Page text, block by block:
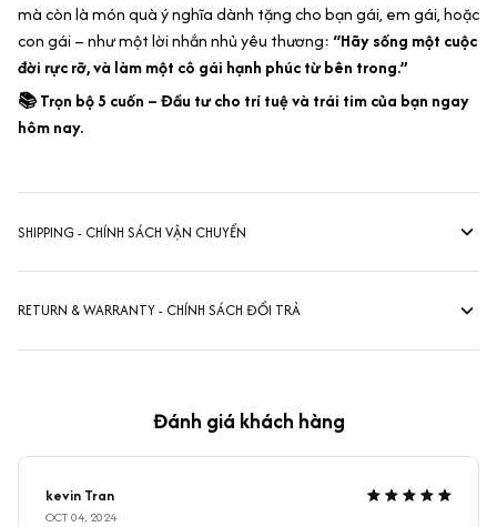
mà còn là món quà ý nghĩa dành tặng cho bạn gái, em gái, hoặc
con gái – như một lời nhắn nhủ yêu thương: “Hãy sống một cuộc
đời rực rỡ, và làm một cô gái hạnh phúc từ bên trong.”
📚 Trọn bộ 5 cuốn – Đầu tư cho trí tuệ và trái tim của bạn ngay
hôm nay.
SHIPPING - CHÍNH SÁCH VẬN CHUYỂN
RETURN & WARRANTY - CHÍNH SÁCH ĐỔI TRẢ
Đánh giá khách hàng
kevin Tran
OCT 04, 2024